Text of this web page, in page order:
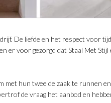
De liefde en het respect voor
er voor gezorgd dat Staal Met Stijl
met hun twee de zaak te runnen
de vraag het aanbod en